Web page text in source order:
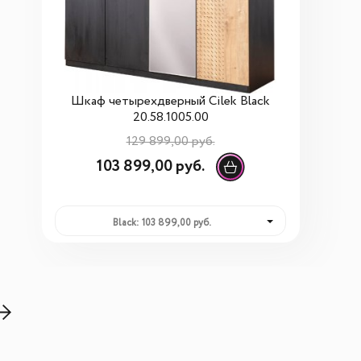
Шкаф четырехдверный Cilek Black
20.58.1005.00
129 899,00 руб.
103 899,00 руб.
Black: 103 899,00 руб.